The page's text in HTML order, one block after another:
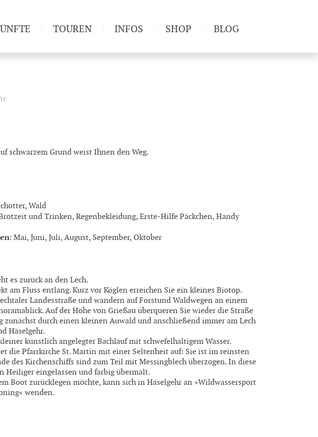
schwarzem Grund weist Ihnen den Weg.
Wald
und Trinken, Regenbekleidung, Erste-Hilfe Päckchen, Handy
: Mai, Juni, Juli, August, September, Oktober
es zurück an den Lech.
am Fluss entlang. Kurz vor Köglen erreichen Sie ein kleines Biotop.
Landesstraße und wandern auf Forstund Waldwegen an einem
Auf der Höhe von Grießau überqueren Sie wieder die Straße
zunächst durch einen kleinen Auwald und anschließend immer am Lech
Häselgehr.
künstlich angelegter Bachlauf mit schwefelhaltigem Wasser.
die Pfarrkirche St. Martin mit einer Seltenheit auf: Sie ist im reinsten
des Kirchenschiffs sind zum Teil mit Messingblech überzogen. In diese
Heiliger eingelassen und farbig übermalt.
Boot zurücklegen möchte, kann sich in Häselgehr an »Wildwassersport
wenden.
TOUREN INFOS SHOP BLOG